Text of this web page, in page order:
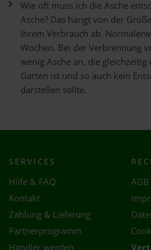
Wie oft muss ich die Asche
Asche? Das hängt von der
Ihrem Verbrauch ab.
Wochen. Bei der Verbrennung
wenig Asche an, die
Garten ist und so auch kein
darstellen sollte.
SERVICES
Hilfe & FAQ
Kontakt
Zahlung & Lieferung
Partnerprogramm
Händler werden
AGB